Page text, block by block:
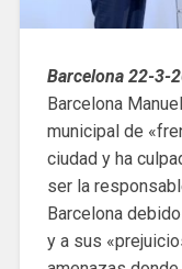
Barcelona 22-3-
Barcelona
municipal de
ciudad y ha
ser la
Barcelona
y a sus